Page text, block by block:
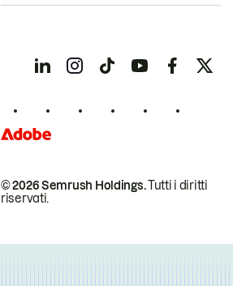
© 2026 Semrush Holdings.Tutti i diritti
riservati.